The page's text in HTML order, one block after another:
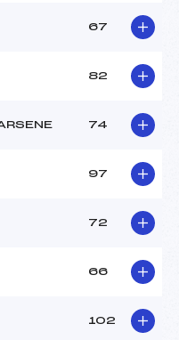
67
82
74
97
72
66
102